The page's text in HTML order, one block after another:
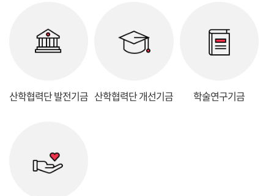
산학협력단 발전기금 산학협력단 개선기금 학술연구기금